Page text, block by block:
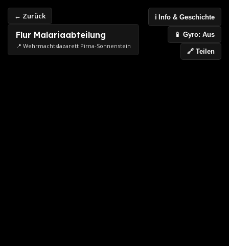
← Zurück
Flur Malariaabteilung
📍 Wehrmachtslazarett Pirna-Sonnenstein
ℹ️ Info & Geschichte
📱 Gyro: Aus
🔗 Teilen